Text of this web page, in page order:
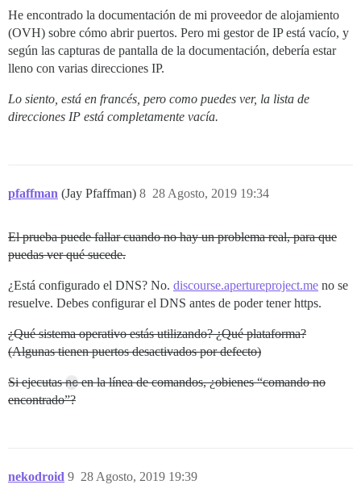
He encontrado la documentación de mi proveedor de alojamiento
(OVH) sobre cómo abrir puertos. Pero mi gestor de IP está vacío, y
según las capturas de pantalla de la documentación, debería estar
lleno con varias direcciones IP.
Lo siento, está en francés, pero como puedes ver, la lista de
direcciones IP está completamente vacía.
pfaffman (Jay Pfaffman) 28 Agosto, 2019 19:34
8
El prueba puede fallar cuando no hay un problema real, para que
puedas ver qué sucede.
¿Está configurado el DNS? No. discourse.apertureproject.me no se
resuelve. Debes configurar el DNS antes de poder tener https.
¿Qué sistema operativo estás utilizando? ¿Qué plataforma?
(Algunas tienen puertos desactivados por defecto)
Si ejecutasncen la línea de comandos, ¿obienes “comando no
encontrado”?
nekodroid 28 Agosto, 2019 19:39
9